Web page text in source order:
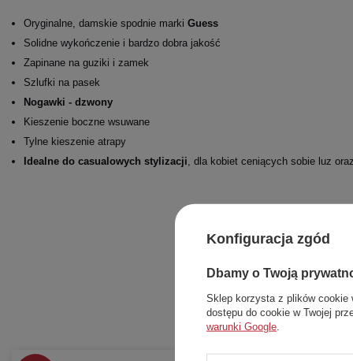
Oryginalne, damskie spodnie marki Guess
Solidne wykończenie i bardzo dobra jakość
Zapinane na guziki i zamek
Szlufki na pasek
Nogawki - dzwony
Kieszenie boczne wsuwane
Tylne kieszenie atrapy
Idealne do casualowych stylizacji , dla kobiet ceniących sobie luz
Konfiguracja zgód
Dbamy o Twoją
Sklep korzysta z plików cookie
dostępu do cookie w Twojej
warunki Google